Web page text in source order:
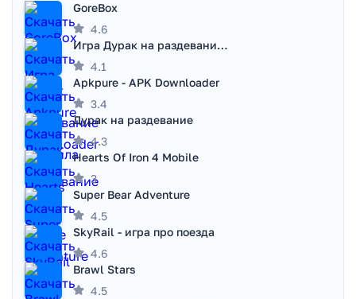
GoreBox
4.6
Игра Дурак на раздевание - Правила игры
4.1
Apkpure - APK Downloader
3.4
Дурак на раздевание
4.3
Hearts Of Iron 4 Mobile
3
Super Bear Adventure
4.5
SkyRail - игра про поезда
4.6
Brawl Stars
4.5